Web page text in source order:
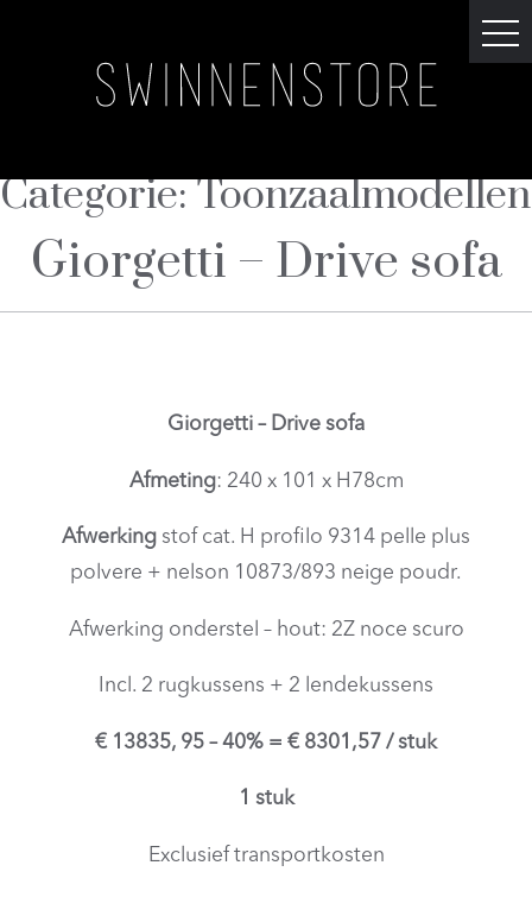
Categorie:Toonzaalmodellen
Giorgetti – Drive sofa
Giorgetti – Drive sofa
Afmeting: 240 x 101 x H78cm
Afwerking stof cat. H profilo 9314 pelle plus
polvere + nelson 10873/893 neige poudr.
Afwerking onderstel – hout: 2Z noce scuro
Incl. 2 rugkussens + 2 lendekussens
€ 13835, 95 – 40% = € 8301,57 / stuk
1 stuk
Exclusief transportkosten